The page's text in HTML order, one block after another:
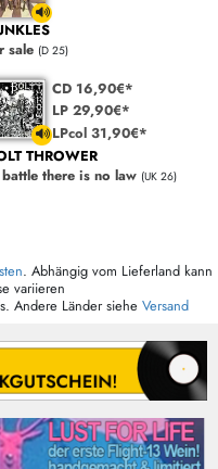
sale (D 25)
CD 16,90€*
LP 29,90€*
LPcol 31,90€*
THROWER
there is no law (UK 26)
. Abhängig vom Lieferland kann
variieren
Andere Länder siehe Versand